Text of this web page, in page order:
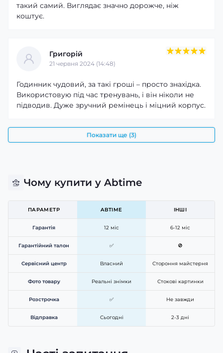
такий самий. Виглядає значно дорожче, ніж
коштує.
Григорій
21 червня 2024 (14:48)
Годинник чудовий, за такі гроші – просто знахідка.
Використовую під час тренувань, і він ніколи не
підводив. Дуже зручний ремінець і міцний корпус.
Показати ще (3)
Чому купити у Abtime
ПАРАМЕТР ABTIME ІНШІ
Гарантія 12 міс 6-12 міс
Гарантійний талон ✅ 🚫
Сервісний центр Власний Стороння майстерня
Фото товару Реальні знімки Стокові картинки
Розстрочка ✅ Не завжди
Відправка Сьогодні 2-3 дні